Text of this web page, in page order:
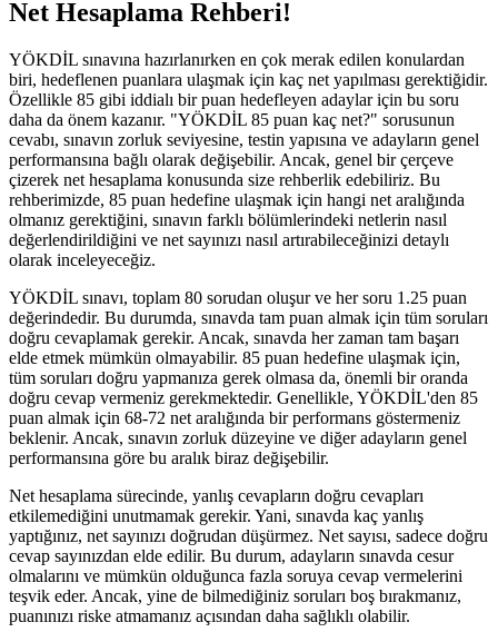
Net Hesaplama Rehberi!
YÖKDİL sınavına hazırlanırken en çok merak edilen konulardan
biri, hedeflenen puanlara ulaşmak için kaç net yapılması gerektiğidir.
Özellikle 85 gibi iddialı bir puan hedefleyen adaylar için bu soru
daha da önem kazanır. "YÖKDİL 85 puan kaç net?" sorusunun
cevabı, sınavın zorluk seviyesine, testin yapısına ve adayların genel
performansına bağlı olarak değişebilir. Ancak, genel bir çerçeve
çizerek net hesaplama konusunda size rehberlik edebiliriz. Bu
rehberimizde, 85 puan hedefine ulaşmak için hangi net aralığında
olmanız gerektiğini, sınavın farklı bölümlerindeki netlerin nasıl
değerlendirildiğini ve net sayınızı nasıl artırabileceğinizi detaylı
olarak inceleyeceğiz.
YÖKDİL sınavı, toplam 80 sorudan oluşur ve her soru 1.25 puan
değerindedir. Bu durumda, sınavda tam puan almak için tüm soruları
doğru cevaplamak gerekir. Ancak, sınavda her zaman tam başarı
elde etmek mümkün olmayabilir. 85 puan hedefine ulaşmak için,
tüm soruları doğru yapmanıza gerek olmasa da, önemli bir oranda
doğru cevap vermeniz gerekmektedir. Genellikle, YÖKDİL'den 85
puan almak için 68-72 net aralığında bir performans göstermeniz
beklenir. Ancak, sınavın zorluk düzeyine ve diğer adayların genel
performansına göre bu aralık biraz değişebilir.
Net hesaplama sürecinde, yanlış cevapların doğru cevapları
etkilemediğini unutmamak gerekir. Yani, sınavda kaç yanlış
yaptığınız, net sayınızı doğrudan düşürmez. Net sayısı, sadece doğru
cevap sayınızdan elde edilir. Bu durum, adayların sınavda cesur
olmalarını ve mümkün olduğunca fazla soruya cevap vermelerini
teşvik eder. Ancak, yine de bilmediğiniz soruları boş bırakmanız,
puanınızı riske atmamanız açısından daha sağlıklı olabilir.